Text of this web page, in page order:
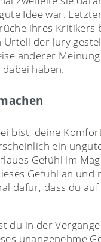
Idee war.
ihres Kritikers
Urteil der Jury
anderer
haben.
bist, deine
ein
Gefühl im
Gefühl an und
dafür, dass du
du in der
unangenehme